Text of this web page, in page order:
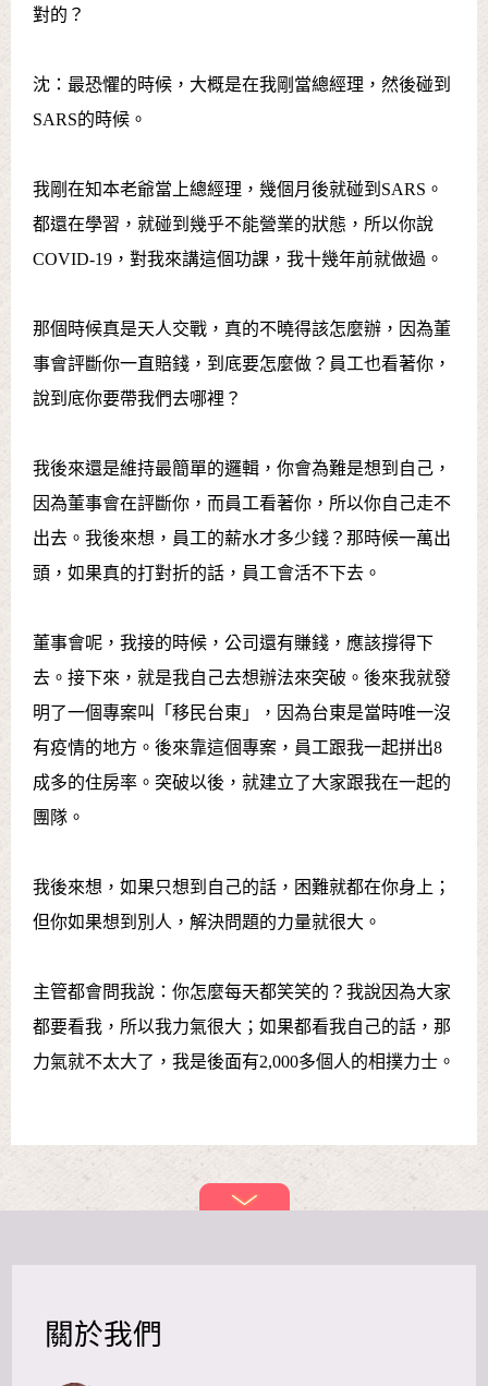
對的？
沈：最恐懼的時候，大概是在我剛當總經理，然後碰到
SARS的時候。
我剛在知本老爺當上總經理，幾個月後就碰到SARS。
都還在學習，就碰到幾乎不能營業的狀態，所以你說
COVID-19，對我來講這個功課，我十幾年前就做過。
那個時候真是天人交戰，真的不曉得該怎麼辦，因為董
事會評斷你一直賠錢，到底要怎麼做？員工也看著你，
說到底你要帶我們去哪裡？
我後來還是維持最簡單的邏輯，你會為難是想到自己，
因為董事會在評斷你，而員工看著你，所以你自己走不
出去。我後來想，員工的薪水才多少錢？那時候一萬出
頭，如果真的打對折的話，員工會活不下去。
董事會呢，我接的時候，公司還有賺錢，應該撐得下
去。接下來，就是我自己去想辦法來突破。後來我就發
明了一個專案叫「移民台東」，因為台東是當時唯一沒
有疫情的地方。後來靠這個專案，員工跟我一起拼出8
成多的住房率。突破以後，就建立了大家跟我在一起的
團隊。
我後來想，如果只想到自己的話，困難就都在你身上；
但你如果想到別人，解決問題的力量就很大。
主管都會問我說：你怎麼每天都笑笑的？我說因為大家
都要看我，所以我力氣很大；如果都看我自己的話，那
力氣就不太大了，我是後面有2,000多個人的相撲力士。
關於我們